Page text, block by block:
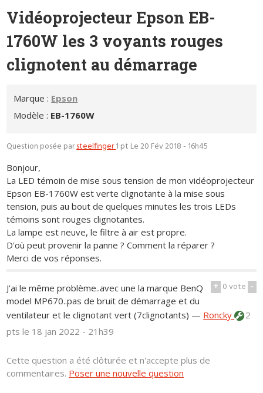
Vidéoprojecteur Epson EB-
1760W les 3 voyants rouges
clignotent au démarrage
Marque : Epson
Modèle : EB-1760W
Question posée parsteelfinger1 pt Le 20 Fév 2018 - 16h45
Bonjour,
La LED témoin de mise sous tension de mon vidéoprojecteur
Epson EB-1760W est verte clignotante à la mise sous
tension, puis au bout de quelques minutes les trois LEDs
témoins sont rouges clignotantes.
La lampe est neuve, le filtre à air est propre.
D'où peut provenir la panne ? Comment la réparer ?
Merci de vos réponses.
+ 0vote -
J'ai le même problème..avec une la marque BenQ
model MP670..pas de bruit de démarrage et du
ventilateur et le clignotant vert (7clignotants) — Roncky
2
ptsle 18 jan 2022 - 21h39
Cette question a été clôturée et n'accepte plus de
commentaires. Poser une nouvelle question